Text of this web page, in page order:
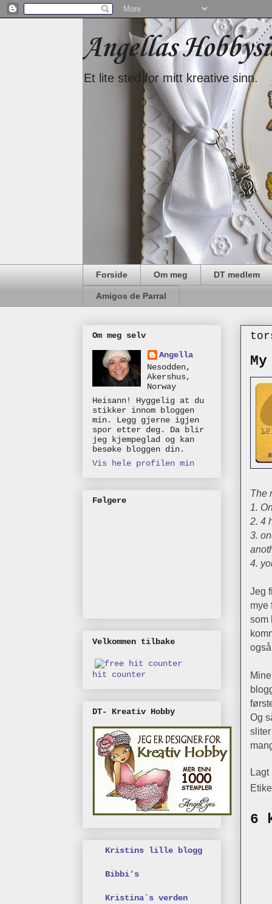
Angellas
Et lite sted for mitt kreative sinn.
Forside Om meg DT medlem
Amigos de Parral
The
1.
2. 4
3.
4.
Jeg
mye
som
Og
6
Om meg selv
Angella
Nesodden,
Akershus,
Norway
Heisann! Hyggelig at du
stikker innom bloggen
min. Legg gjerne igjen
spor etter deg. Da blir
jeg kjempeglad og kan
besøke bloggen din.
Vis hele profilen min
Følgere
Velkommen tilbake
hit counter
DT- Kreativ Hobby
Kristins lille blogg
Bibbi's
Kristina`s verden